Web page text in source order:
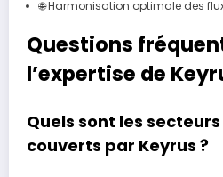
🌐 Harmonisation optimale des
Questions
l’expertise de
Quels sont les
couverts par Keyrus ?